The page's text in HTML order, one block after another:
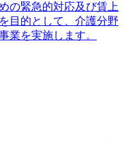
の緊急的対応及び賃上
目的として、介護分野
業を実施します。